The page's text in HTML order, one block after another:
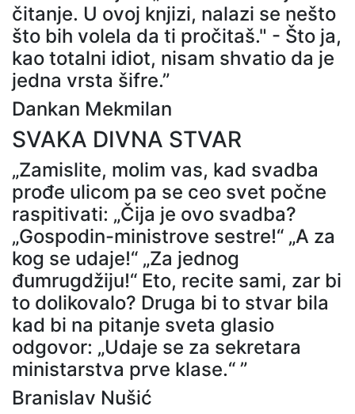
čitanje. U ovoj knjizi, nalazi se nešto
što bih volela da ti pročitaš." - Što ja,
kao totalni idiot, nisam shvatio da je
jedna vrsta šifre.”
Dankan Mekmilan
SVAKA DIVNA STVAR
„Zamislite, molim vas, kad svadba
prođe ulicom pa se ceo svet počne
raspitivati: „Čija je ovo svadba?
„Gospodin-ministrove sestre!“ „A za
kog se udaje!“ „Za jednog
đumrugdžiju!“ Eto, recite sami, zar bi
to dolikovalo? Druga bi to stvar bila
kad bi na pitanje sveta glasio
odgovor: „Udaje se za sekretara
ministarstva prve klase.“ ”
Branislav Nušić